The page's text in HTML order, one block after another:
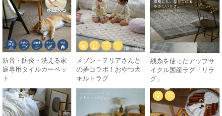
防音・防炎・洗える家
庭専用タイルカーペッ
ト
メゾン・テリアさんと
の夢コラボ！おやつ犬
キルトラグ
残糸を使ったアップサ
イクル国産ラグ「リラ
グ」